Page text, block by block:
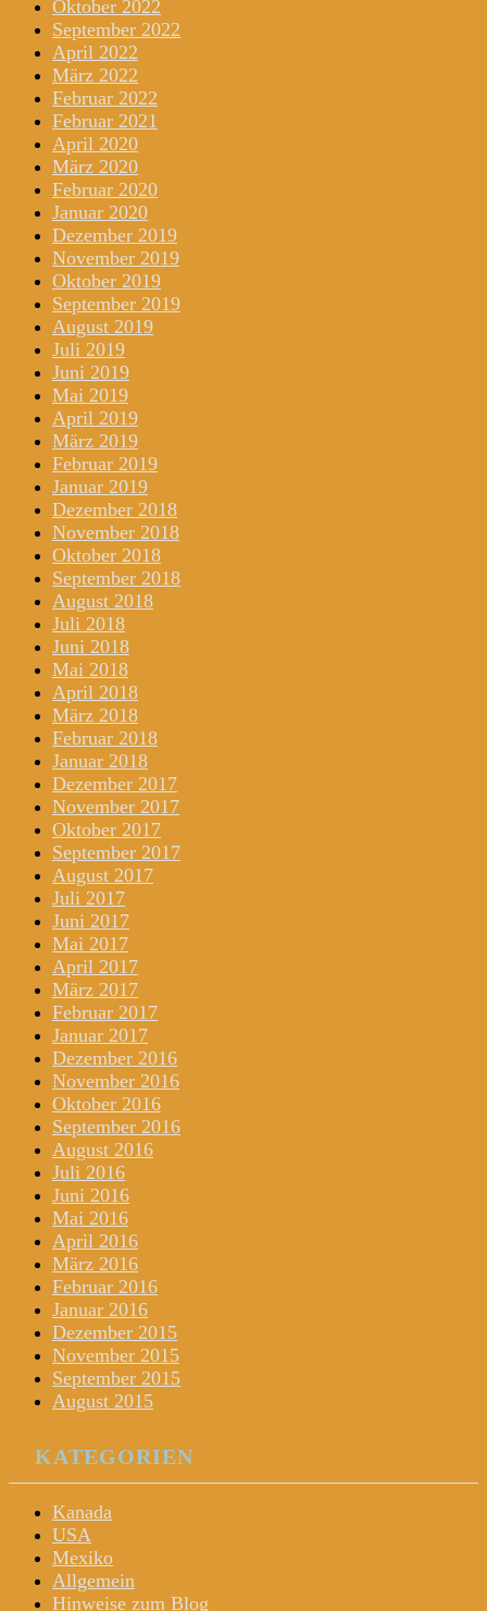
Oktober 2022
September 2022
April 2022
März 2022
Februar 2022
Februar 2021
April 2020
März 2020
Februar 2020
Januar 2020
Dezember 2019
November 2019
Oktober 2019
September 2019
August 2019
Juli 2019
Juni 2019
Mai 2019
April 2019
März 2019
Februar 2019
Januar 2019
Dezember 2018
November 2018
Oktober 2018
September 2018
August 2018
Juli 2018
Juni 2018
Mai 2018
April 2018
März 2018
Februar 2018
Januar 2018
Dezember 2017
November 2017
Oktober 2017
September 2017
August 2017
Juli 2017
Juni 2017
Mai 2017
April 2017
März 2017
Februar 2017
Januar 2017
Dezember 2016
November 2016
Oktober 2016
September 2016
August 2016
Juli 2016
Juni 2016
Mai 2016
April 2016
März 2016
Februar 2016
Januar 2016
Dezember 2015
November 2015
September 2015
August 2015
KATEGORIEN
Kanada
USA
Mexiko
Allgemein
Hinweise zum Blog